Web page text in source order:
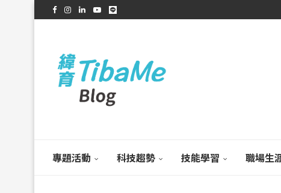
專題活動 科技趨勢 技能學習 職場生